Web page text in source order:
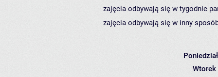
zajęcia odbywają się w tygodnie
zajęcia odbywają się w inny
Wtorek